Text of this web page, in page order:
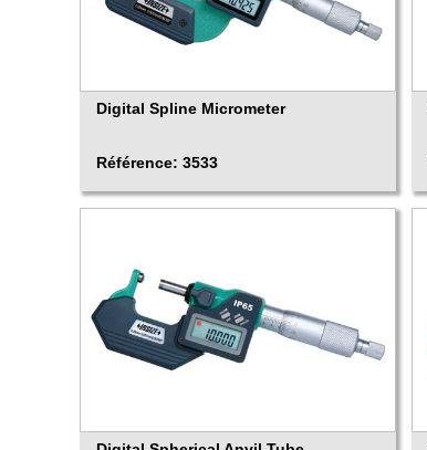
Digital Spline Micrometer
Référence: 3533